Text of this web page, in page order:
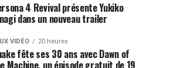
4 Revival présente Yukiko
dans un nouveau trailer
VIDÉO 20 heures
fête ses 30 ans avec Dawn of
Machine, un épisode gratuit de 19